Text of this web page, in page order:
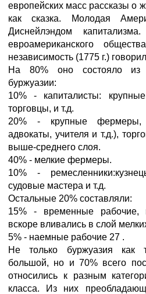
европейских масс рассказы о
как сказка. Молодая
Диснейлэндом
евроамериканского
независимость (1775 г.)
На 80% оно состояло из
буржуазии:
10% - капиталисты:
торговцы, и т.д.
20% - крупные фермеры,
адвокаты, учителя и т.д.),
выше-среднего слоя.
40% - мелкие фермеры.
10% -
судовые мастера и т.д.
Остальные 20% составляли:
15% - временные рабочие,
вскоре вливались в слой
5% - наемные рабочие 27 .
Не только буржуазия как
большой, но и 70% всего
относились к разным
класса. Из них